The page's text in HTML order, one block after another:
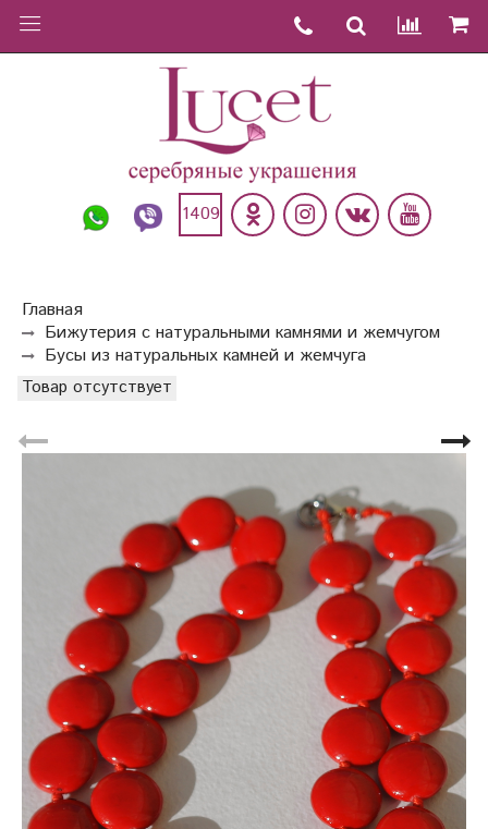
1409
Главная
Бижутерия с натуральными камнями и жемчугом
Бусы из натуральных камней и жемчуга
Товар отсутствует